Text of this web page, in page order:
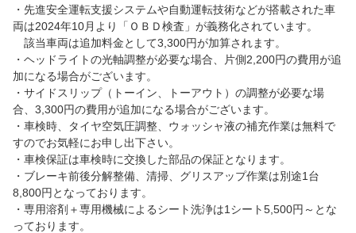
・先進安全運転支援システムや自動運転技術などが搭載された車
両は2024年10月より「ＯＢＤ検査」が義務化されています。
該当車両は追加料金として3,300円が加算されます。
・ヘッドライトの光軸調整が必要な場合、片側2,200円の費用が追
加になる場合がございます。
・サイドスリップ（トーイン、トーアウト）の調整が必要な場
合、3,300円の費用が追加になる場合がございます。
・車検時、タイヤ空気圧調整、ウォッシャ液の補充作業は無料で
すのでお気軽にお申し出下さい。
・車検保証は車検時に交換した部品の保証となります。
・ブレーキ前後分解整備、清掃、グリスアップ作業は別途1台
8,800円となっております。
・専用溶剤＋専用機械によるシート洗浄は1シート5,500円～とな
っております。